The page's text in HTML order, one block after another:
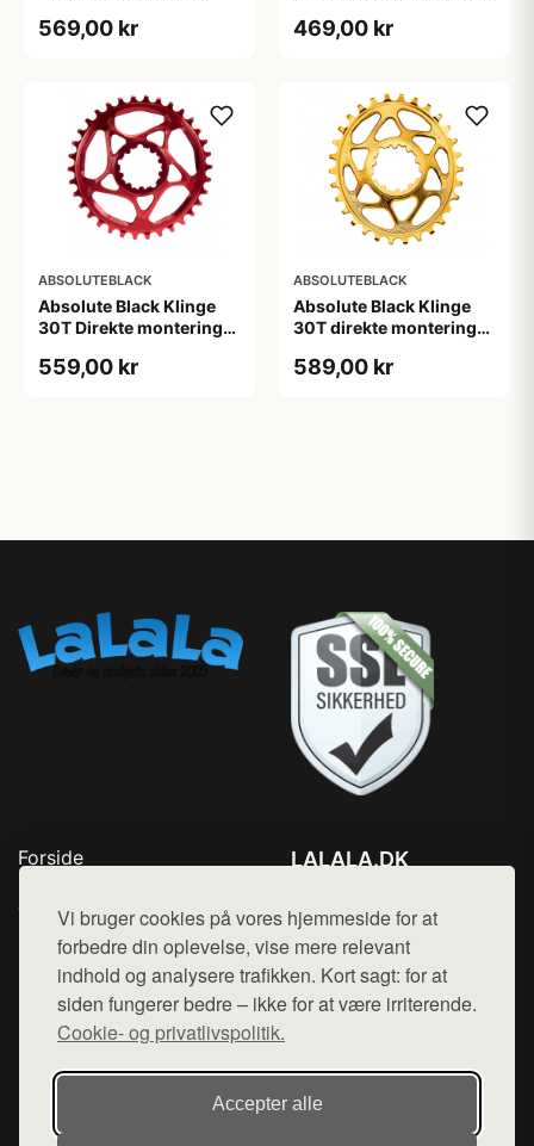
Vi bruger cookies på vores hjemmeside for at
forbedre din oplevelse, vise mere relevant
indhold og analysere trafikken. Kort sagt: for at
siden fungerer bedre – ikke for at være irriterende.
Cookie- og privatlivspolitik.
Accepter alle
569,00 kr 469,00 kr
ABSOLUTEBLACK
Absolute Black Klinge
30T Direkte montering
Rød
559,00 kr
ABSOLUTEBLACK
Absolute Black Klinge
30T direkte montering
589,00 kr
Forside
Top Rabatter
Blog
Kontakt
LALALA.DK
Mail: hej@want.dk
Cookie- og privatlivspolitik
Denne side er en del af want.dk, der udgiver en række
hjemmesider med præsentation af forskellige produkter fra